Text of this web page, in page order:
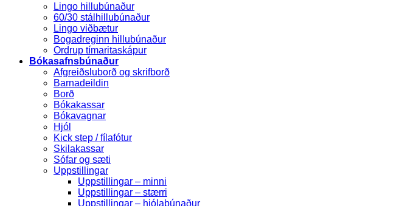
Lingo hillubúnaður
60/30 stálhillubúnaður
Lingo viðbætur
Bogadreginn hillubúnaður
Ordrup tímaritaskápur
Bókasafnsbúnaður
Afgreiðsluborð og skrifborð
Barnadeildin
Borð
Bókakassar
Bókavagnar
Hjól
Kick step / fílafótur
Skilakassar
Sófar og sæti
Uppstillingar
Uppstillingar – minni
Uppstillingar – stærri
Uppstillingar – hjólabúnaður